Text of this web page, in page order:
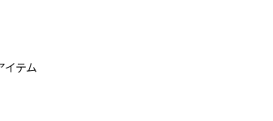
イテム